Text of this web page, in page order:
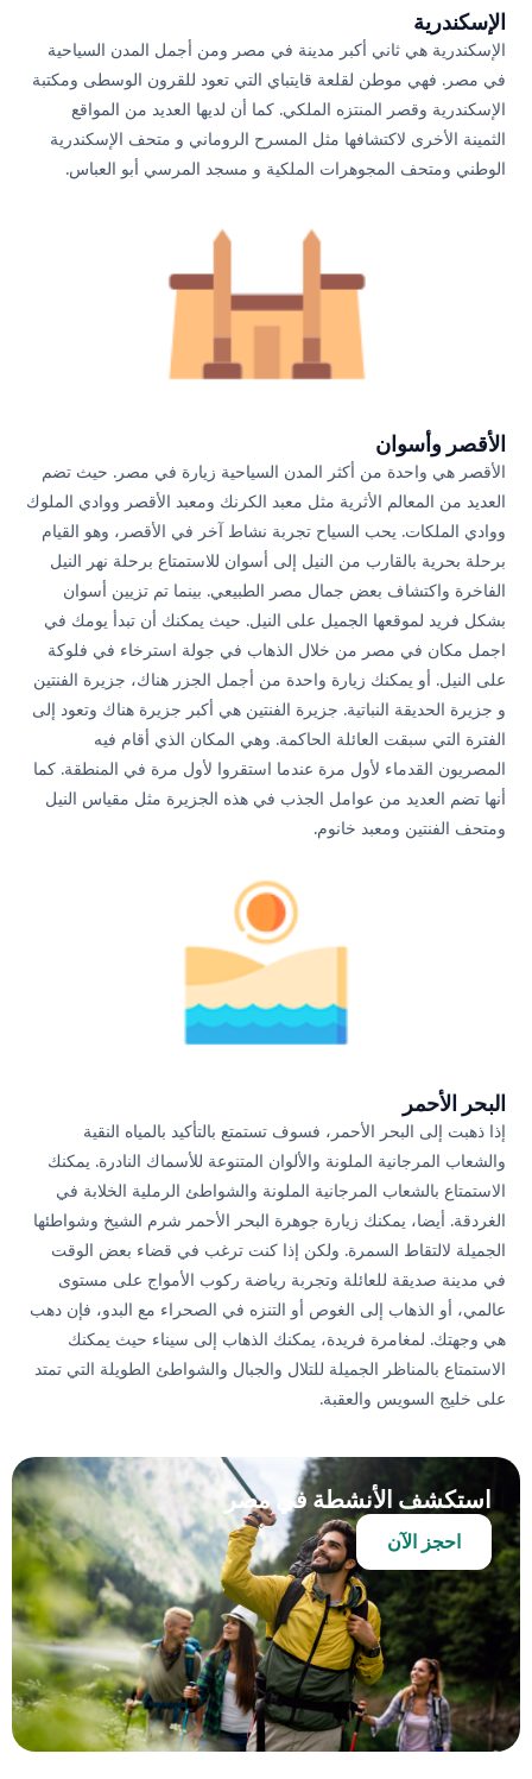
الإسكندرية
الإسكندرية هي ثاني أكبر مدينة في مصر ومن أجمل المدن السياحية
في مصر. فهي موطن لقلعة قايتباي التي تعود للقرون الوسطى ومكتبة
الإسكندرية وقصر المنتزه الملكي. كما أن لديها العديد من المواقع
الثمينة الأخرى لاكتشافها مثل المسرح الروماني و متحف الإسكندرية
الوطني ومتحف المجوهرات الملكية و مسجد المرسي ​​أبو العباس.
الأقصر وأسوان
الأقصر هي واحدة من أكثر المدن السياحية زيارة في مصر. حيث تضم
العديد من المعالم الأثرية مثل معبد الكرنك ومعبد الأقصر ووادي الملوك
ووادي الملكات. يحب السياح تجربة نشاط آخر في الأقصر، وهو القيام
برحلة بحرية بالقارب من النيل إلى أسوان للاستمتاع برحلة نهر النيل
الفاخرة واكتشاف بعض جمال مصر الطبيعي. بينما تم تزيين أسوان
بشكل فريد لموقعها الجميل على النيل. حيث يمكنك أن تبدأ يومك في
اجمل مكان في مصر من خلال الذهاب في جولة استرخاء في فلوكة
على النيل. أو يمكنك زيارة واحدة من أجمل الجزر هناك، جزيرة الفنتين
و جزيرة الحديقة النباتية. جزيرة الفنتين هي أكبر جزيرة هناك وتعود إلى
الفترة التي سبقت العائلة الحاكمة. وهي المكان الذي أقام فيه
المصريون القدماء لأول مرة عندما استقروا لأول مرة في المنطقة. كما
أنها تضم العديد من عوامل الجذب في هذه الجزيرة مثل مقياس النيل
ومتحف الفنتين ومعبد خانوم.
البحر الأحمر
إذا ذهبت إلى البحر الأحمر، فسوف تستمتع بالتأكيد بالمياه النقية
والشعاب المرجانية الملونة والألوان المتنوعة للأسماك النادرة. يمكنك
الاستمتاع بالشعاب المرجانية الملونة والشواطئ الرملية الخلابة في
الغردقة. أيضا، يمكنك زيارة جوهرة البحر الأحمر شرم الشيخ وشواطئها
الجميلة لالتقاط السمرة. ولكن إذا كنت ترغب في قضاء بعض الوقت
في مدينة صديقة للعائلة وتجربة رياضة ركوب الأمواج على مستوى
عالمي، أو الذهاب إلى الغوص أو التنزه في الصحراء مع البدو، فإن دهب
هي وجهتك. لمغامرة فريدة، يمكنك الذهاب إلى سيناء حيث يمكنك
الاستمتاع بالمناظر الجميلة للتلال والجبال والشواطئ الطويلة التي تمتد
على خليج السويس والعقبة.
استكشف الأنشطة في مصر
احجز الآن